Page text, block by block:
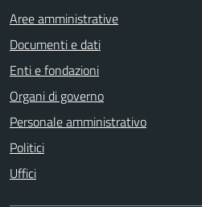
Aree amministrative
Documenti e dati
Enti e fondazioni
Organi di governo
Personale amministrativo
Politici
Uffici